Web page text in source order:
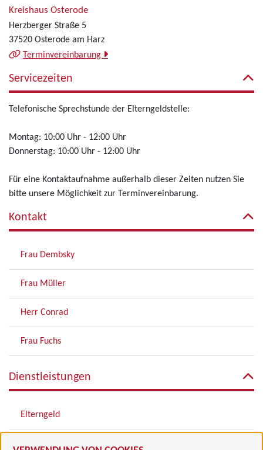
Kreishaus Osterode
Herzberger Straße 5
37520 Osterode am Harz
Terminvereinbarung
Servicezeiten
Telefonische Sprechstunde der Elterngeldstelle:
Montag: 10:00 Uhr - 12:00 Uhr
Donnerstag: 10:00 Uhr - 12:00 Uhr
Für eine Kontaktaufnahme außerhalb dieser Zeiten nutzen Sie
bitte unsere Möglichkeit zur Terminvereinbarung.
Kontakt
Frau Dembsky
Frau Müller
Herr Conrad
Frau Fuchs
Dienstleistungen
Elterngeld